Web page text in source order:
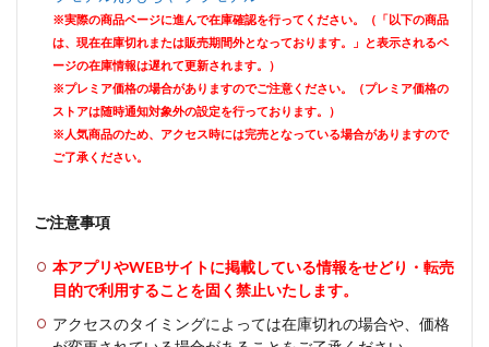
※実際の商品ページに進んで在庫確認を行ってください。（「以下の商品
は、現在在庫切れまたは販売期間外となっております。」と表示されるペ
ージの在庫情報は遅れて更新されます。）
※プレミア価格の場合がありますのでご注意ください。（プレミア価格の
ストアは随時通知対象外の設定を行っております。）
※人気商品のため、アクセス時には完売となっている場合がありますので
ご了承ください。
ご注意事項
本アプリやWEBサイトに掲載している情報をせどり・転売
目的で利用することを固く禁止いたします。
アクセスのタイミングによっては在庫切れの場合や、価格